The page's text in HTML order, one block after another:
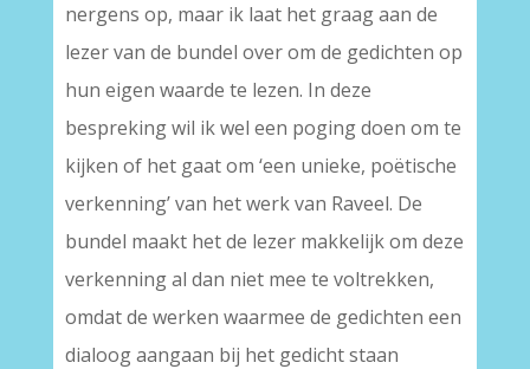
nergens op, maar ik laat het graag aan de
lezer van de bundel over om de gedichten op
hun eigen waarde te lezen. In deze
bespreking wil ik wel een poging doen om te
kijken of het gaat om ‘een unieke, poëtische
verkenning’ van het werk van Raveel. De
bundel maakt het de lezer makkelijk om deze
verkenning al dan niet mee te voltrekken,
omdat de werken waarmee de gedichten een
dialoog aangaan bij het gedicht staan